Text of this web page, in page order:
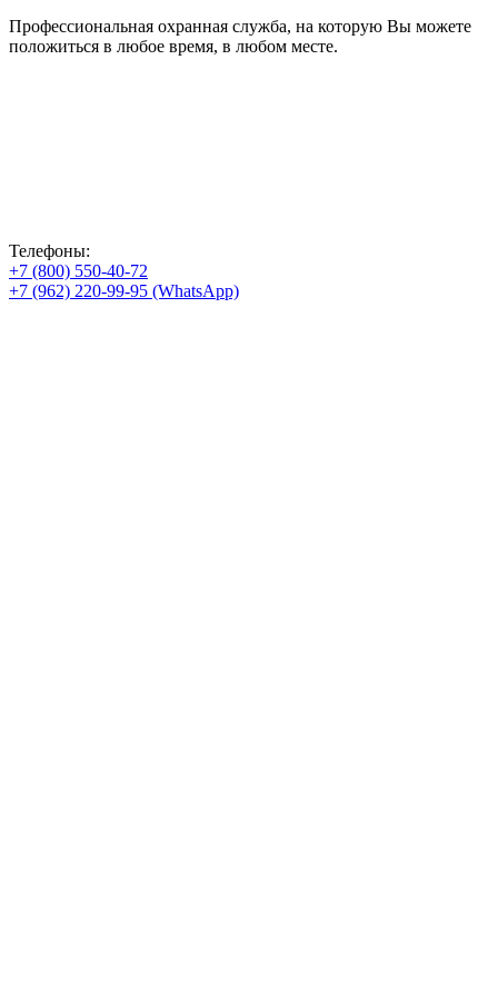
Профессиональная охранная служба, на которую Вы можете
положиться в любое время, в любом месте.
Телефоны:
+7 (800) 550-40-72
+7 (962) 220-99-95 (WhatsApp)